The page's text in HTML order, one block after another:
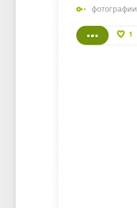
фотографии
1